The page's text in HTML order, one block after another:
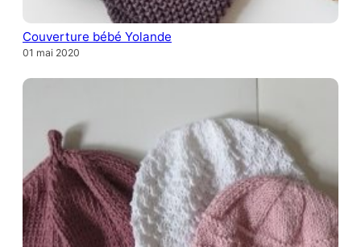
Couverture bébé Yolande
01 mai 2020